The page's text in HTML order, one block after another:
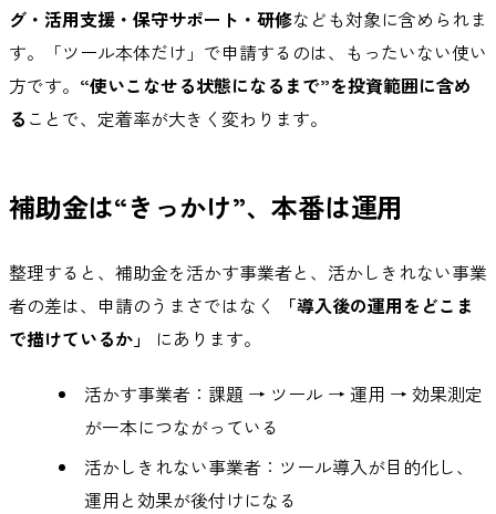
グ・活用支援・保守サポート・研修なども対象に含められま
す。「ツール本体だけ」で申請するのは、もったいない使い
方です。 “使いこなせる状態になるまで”を投資範囲に含め
る ことで、定着率が大きく変わります。
補助金は“きっかけ”、本番は運用
整理すると、補助金を活かす事業者と、活かしきれない事業
者の差は、申請のうまさではなく
「導入後の運用をどこま
で描けているか」
にあります。
活かす事業者：課題 → ツール → 運用 → 効果測定
が一本につながっている
活かしきれない事業者：ツール導入が目的化し、
運用と効果が後付けになる